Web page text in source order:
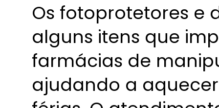
Os fotoprotetores e
alguns itens que
farmácias de
ajudando a